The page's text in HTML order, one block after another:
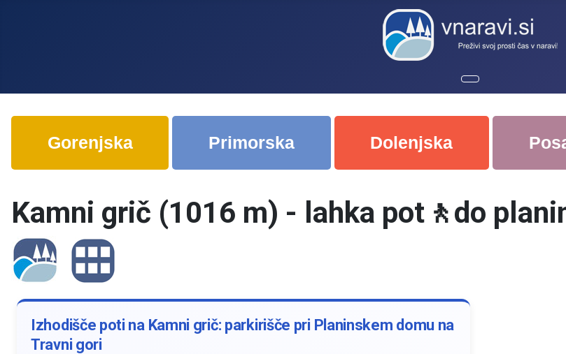
Gorenjska Primorska Dolenjska
Kamni grič (1016 m) - lahka pot🚶do
Izhodišče poti na Kamni grič: parkirišče pri Planinskem domu na
Travni gori